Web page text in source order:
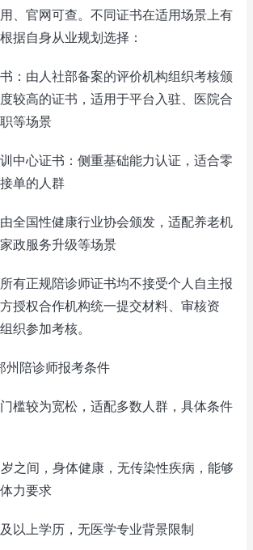
、官网可查。不同证书在适用场景上有
据自身从业规划选择：
：由人社部备案的评价机构组织考核颁
较高的证书，适用于平台入驻、医院合
等场景
中心证书：侧重基础能力认证，适合零
单的人群
全国性健康行业协会颁发，适配养老机
政服务升级等场景
有正规陪诊师证书均不接受个人自主报
授权合作机构统一提交材料、审核资
织参加考核。
州陪诊师报考条件
槛较为宽松，适配多数人群，具体条件
之间，身体健康，无传染性疾病，能够
力要求
以上学历，无医学专业背景限制